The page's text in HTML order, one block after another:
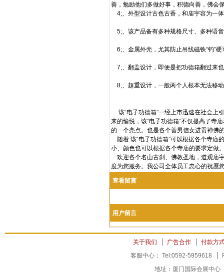
善，勉励他们多做好事，积德向善，佛会
4;、外型设计古色古香，和庙宇容为一
5;、该产品备有多种规格尺寸、多种语
6;、金属外壳，尤其防止吊线磁铁“钓”硬
7;、翻盖设计，即便是把功德箱翻过来
8;、超重设计，一般两个人根本无法移
该“电子功德箱”一经上市迅速在社会上
来的愉悦，该“电子功德箱”不仅提高了寺
的一个亮点。也是各个善男信女进贡神佛
随着 该“电子功德箱”可以根据各个寺庙
小、颜色也可以根据各个寺庙的要求定做
欢迎各个名山古刹、佛教圣地，道观庙
度为您服务。我公司全体员工忠心的祝愿
查看留言
用户留言
关于我们 广告合作
付款方
客服中心： Tel:0592-5959618
地址：厦门国际会展中心